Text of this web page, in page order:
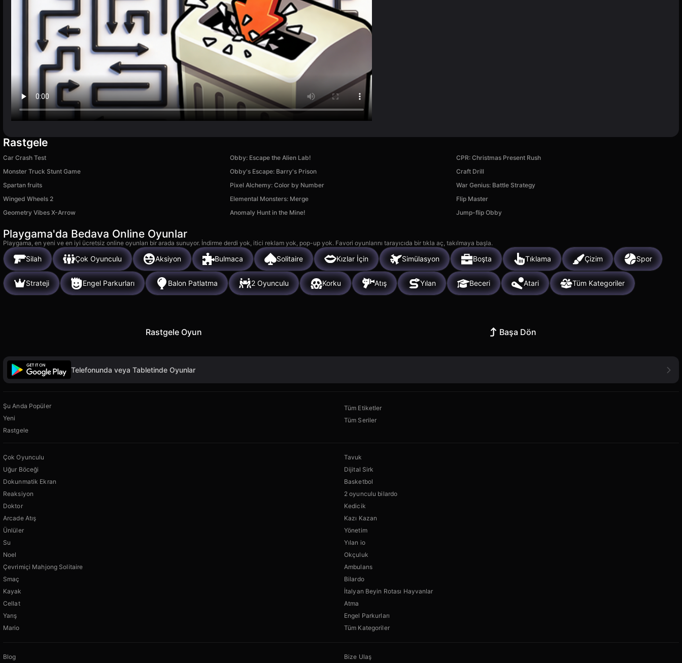
Rastgele
Car Crash Test Obby: Escape the Alien Lab!
CPR: Christmas Present Rush
Monster Truck Stunt Game
Obby's Escape: Barry's Prison
Craft Drill
Spartan fruits
Pixel Alchemy: Color by Number
War Genius: Battle Strategy
Winged Wheels 2
Elemental Monsters: Merge
Flip Master
Geometry Vibes X-Arrow
Anomaly Hunt in the Mine! Jump-flip Obby
Playgama'da Bedava Online Oyunlar
Playgama, en yeni ve en iyi ücretsiz online oyunları bir arada sunuyor. İndirme derdi yok, itici reklam yok, pop-up yok. Favori oyunlarını tarayıcıda bir tıkla aç, takılmaya başla.
Silah Çok Oyunculu Aksiyon Bulmaca Solitaire Kızlar İçin Simülasyon Boşta Tıklama Çizim Spor
Strateji Engel Parkurları Balon Patlatma 2 Oyunculu Korku Atış Yılan Beceri Atari Tüm Kategoriler
Rastgele Oyun Başa Dön
Telefonunda veya Tabletinde Oyunlar
Şu Anda Popüler
Yeni
Rastgele
Tüm Etiketler
Tüm Seriler
Çok Oyunculu
Uğur Böceği
Dokunmatik Ekran
Reaksiyon
Doktor
Arcade Atış
Ünlüler
Su
Noel
Çevrimiçi Mahjong Solitaire
Smaç
Kayak
Cellat
Yarış
Mario
Tavuk
Dijital Sirk
Basketbol
2 oyunculu bilardo
Kedicik
Kazı Kazan
Yönetim
Yılan io
Okçuluk
Ambulans
Bilardo
İtalyan Beyin Rotası Hayvanlar
Atma
Engel Parkurları
Tüm Kategoriler
Blog Bize Ulaş